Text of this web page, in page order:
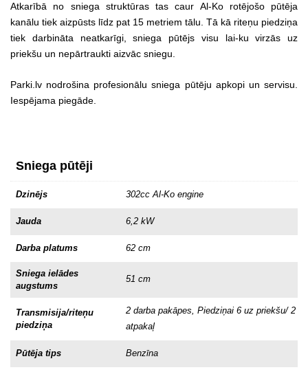
Atkarībā no sniega struktūras tas caur Al-Ko rotējošo pūtēja
kanālu tiek aizpūsts līdz pat 15 metriem tālu. Tā kā riteņu piedziņa
tiek darbināta neatkarīgi, sniega pūtējs visu lai-ku virzās uz
priekšu un nepārtraukti aizvāc sniegu.
Parki.lv nodrošina profesionālu sniega pūtēju apkopi un servisu.
Iespējama piegāde.
Sniega pūtēji
Dzinējs 302cc Al-Ko engine
Jauda 6,2 kW
Darba platums 62 cm
Sniega ielādes
augstums
51 cm
Transmisija/riteņu
piedziņa
2 darba pakāpes, Piedziņai 6 uz priekšu/ 2
atpakaļ
Pūtēja tips Benzīna